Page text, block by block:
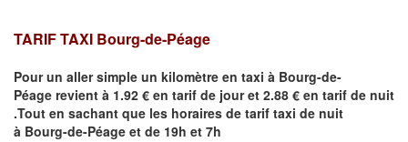
TARIF TAXI Bourg-de-Péage
Pour un aller simple un kilomètre en taxi à Bourg-de-
Péage revient à 1.92 € en tarif de jour et 2.88 € en tarif de nuit
.Tout en sachant que les horaires de tarif taxi de nuit
à Bourg-de-Péage et de 19h et 7h